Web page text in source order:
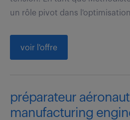
un rôle pivot dans
voir l'offre
préparateur
manufacturing